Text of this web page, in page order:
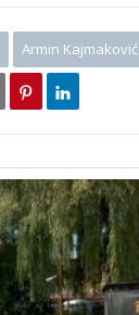
Armin Kajmaković